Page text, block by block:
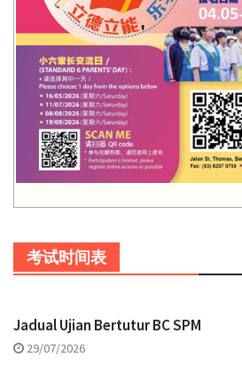
考试时间表
Jadual Ujian Bertutur BC SPM
29/07/2026